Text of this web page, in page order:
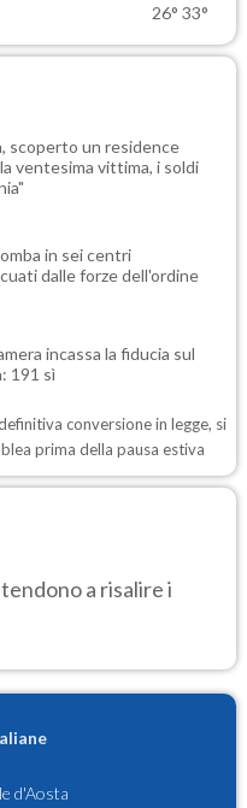
26° 33°
scoperto un residence
ventesima vittima, i soldi
in sei centri
dalle forze dell'ordine
incassa la fiducia sul
191 sì
conversione in legge, si
prima della pausa estiva
a risalire i
d'Aosta